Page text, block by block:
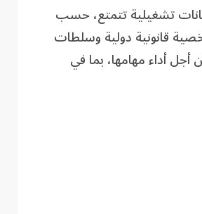
تشغيلية تتمتع، حسب
قانونية دولية وسلطات
أداء مهامها، بما في